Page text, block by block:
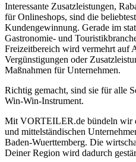
Interessante Zusatzleistungen,
für Onlineshops, sind die
Kundengewinnung. Gerade im
Gastronomie- und
Freizeitbereich wird vermehrt auf
Vergünstigungen oder
Maßnahmen für Unternehmen.
Richtig gemacht, sind sie für alle
Win-Win-Instrument.
Mit VORTEILER.de bündeln wir
und mittelständischen
Baden-Wuerttemberg. Die
Deiner Region wird dadurch